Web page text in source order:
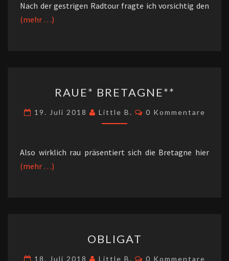
Nach der gestrigen Radtour fragte ich vorsichtig den
(mehr …)
BRETAGNE**
RAUE* BRETAGNE**
19. Juli 2018 Little B. Kommentare
0 Kommentare
Also wirklich rau präsentiert sich die Bretagne hier
(mehr …)
OBLIGAT
18. Juli 2018 Little B. Kommentare
0 Kommentare